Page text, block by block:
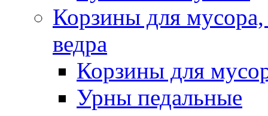
Корзины для
ведра
Корзины для
Урны педальные